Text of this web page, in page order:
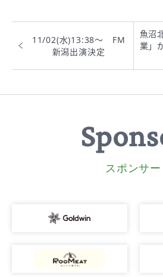
11/02(水)13:38～ FM
新潟出演決定
魚沼
業」
スポンサー